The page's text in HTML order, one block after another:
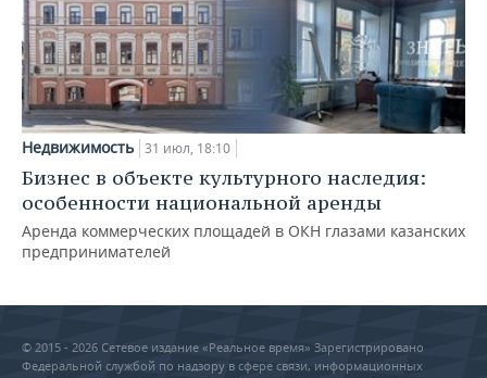
Недвижимость 31 июл, 18:10
Бизнес в объекте культурного наследия:
особенности национальной аренды
Аренда коммерческих площадей в ОКН глазами казанских
предпринимателей
© 2015 - 2026 Сетевое издание «Реальное время» Зарегистрировано
Федеральной службой по надзору в сфере связи, информационных